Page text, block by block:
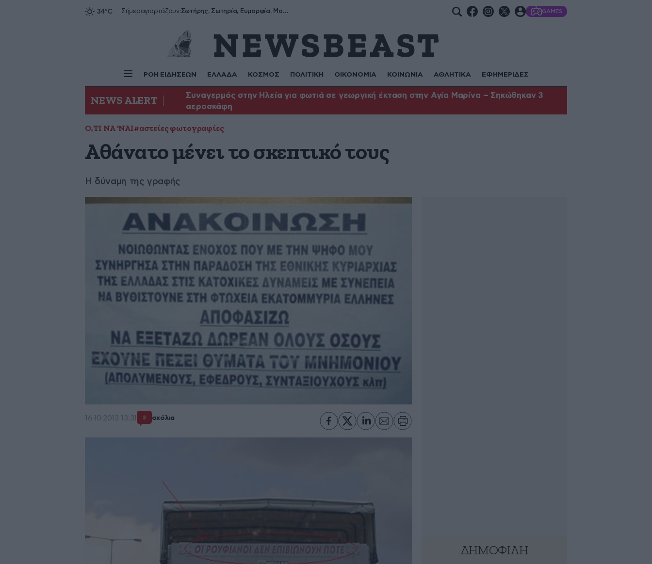
Σήμεραγιορτάζουν: Σωτήρης, Σωτηρία, Ευμορφία, Μορφούλα GAMES
ΡΟΗ ΕΙΔΗΣΕΩΝ ΕΛΛΑΔΑ ΚΟΣΜΟΣ ΠΟΛΙΤΙΚΗ ΟΙΚΟΝΟΜΙΑ ΚΟΙΝΩΝΙΑ ΑΘΛΗΤΙΚΑ ΕΦΗΜΕΡΙΔΕΣ
NEWS ALERT
Συναγερμός στην Ηλεία για φωτιά σε γεωργική έκταση στην Αγία Μαρίνα – Σηκώθηκαν 3
αεροσκάφη
Ο,ΤΙ ΝΑ 'ΝΑΙ#αστείες φωτογραφίες
Αθάνατο μένει το σκεπτικό τους
Η δύναμη της γραφής
16·10·2013 13:31 3 σχόλια
ΔΗΜΟΦΙΛΗ